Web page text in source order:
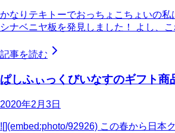
かなりテキトーでおっちょこちょいの
シナベニヤ板を発見しました！ よし、
記事を読む
ぱしふぃっくびいなすのギフト商
2020年2月3日
![](embed:photo/92926) この春から日本